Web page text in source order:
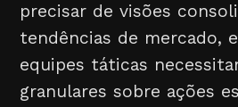
precisar de visões
tendências de mercado,
equipes táticas
granulares sobre ações